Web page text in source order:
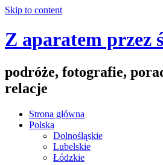
Skip to content
Z aparatem przez
podróże, fotografie,
relacje
Strona główna
Polska
Dolnośląskie
Lubelskie
Łódzkie